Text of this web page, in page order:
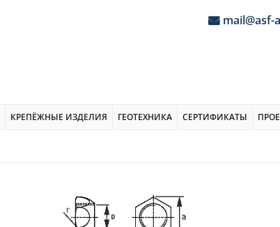
mail@asf-
КРЕПЁЖНЫЕ ИЗДЕЛИЯ ГЕОТЕХНИКА СЕРТИФИКАТЫ